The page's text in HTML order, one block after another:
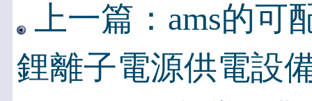
上一篇：ams的可
鋰離子電源供電設